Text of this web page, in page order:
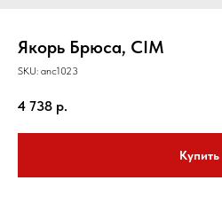
Якорь Брюса, CIM
SKU: anc1023
4 738 р.
Купить